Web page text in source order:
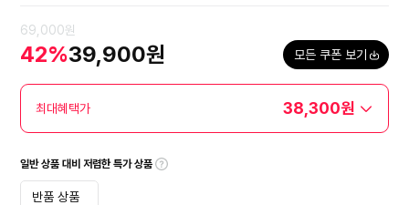
69,000원
42%39,900원 모든 쿠폰 보기
최대혜택가 38,300원
일반 상품 대비 저렴한 특가 상품
반품 상품